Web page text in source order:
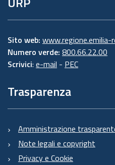
Sito web:
Numero verde: 800.66.22.00
Scrivici: e-mail - PEC
Trasparenza
Amministrazione
Note legali e copyright
Privacy e Cookie